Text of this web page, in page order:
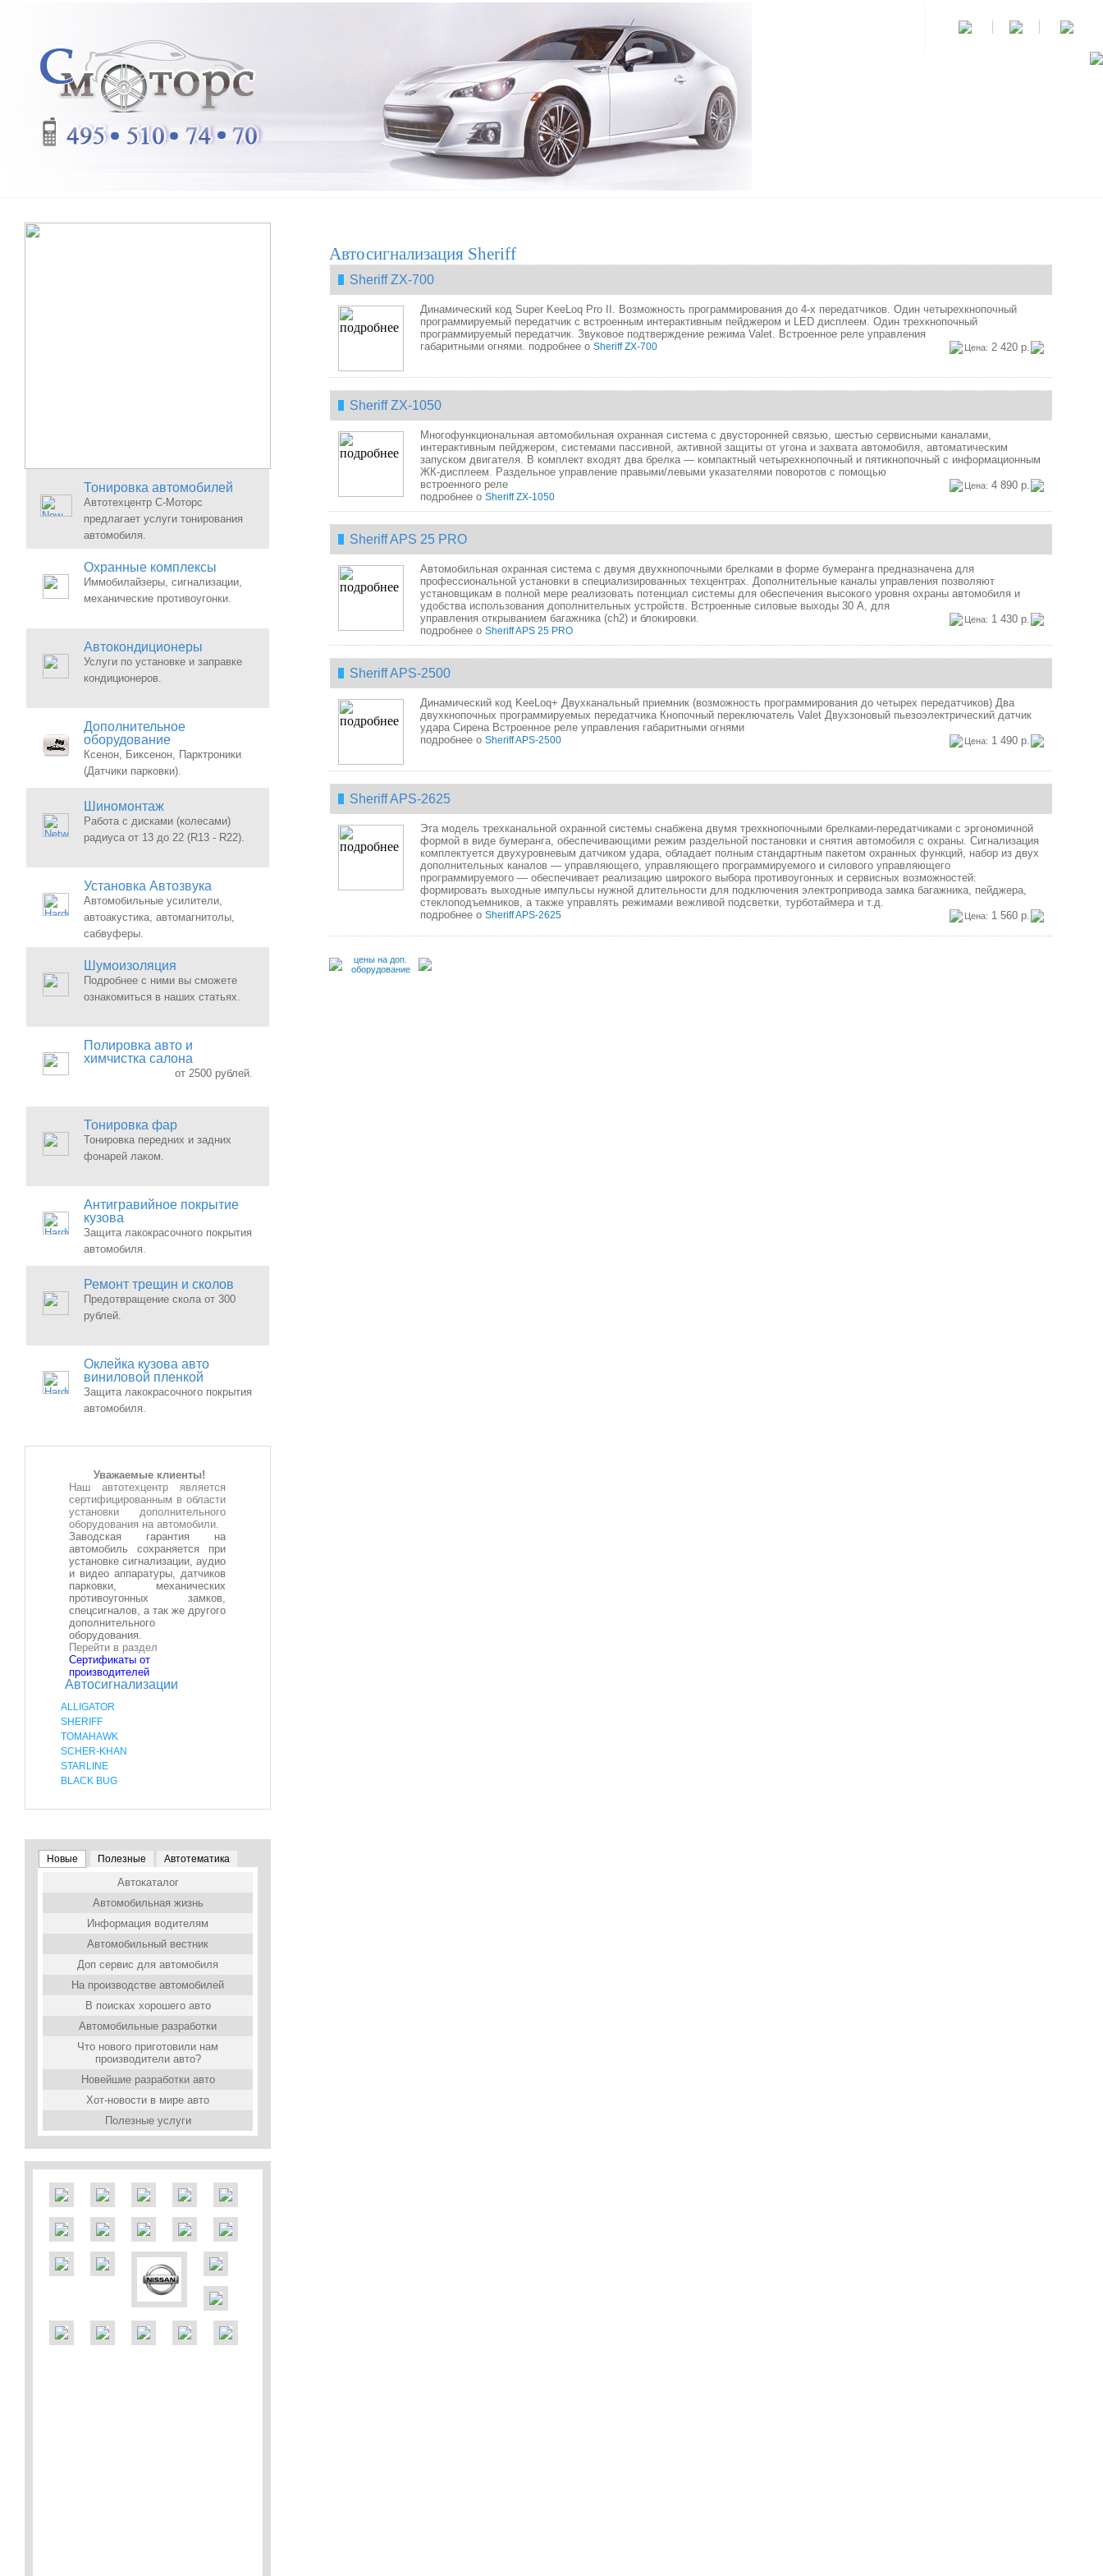
Тонировка автомобилей
Автотехцентр С-Моторс
предлагает услуги тонирования
автомобиля.
Охранные комплексы
Иммобилайзеры, сигнализации,
механические противоугонки.
Автокондиционеры
Услуги по установке и заправке
кондиционеров.
Дополнительное
оборудование
Ксенон, Биксенон, Парктроники
(Датчики парковки).
Шиномонтаж
Работа с дисками (колесами)
радиуса от 13 до 22 (R13 - R22).
Установка Автозвука
Автомобильные усилители,
автоакустика, автомагнитолы,
сабвуферы.
Шумоизоляция
Подробнее с ними вы сможете
ознакомиться в наших статьях.
Полировка авто и
химчистка салона
от 2500 рублей.
Тонировка фар
Тонировка передних и задних
фонарей лаком.
Антигравийное покрытие
кузова
Защита лакокрасочного покрытия
автомобиля.
Ремонт трещин и сколов
Предотвращение скола от 300
рублей.
Оклейка кузова авто
виниловой пленкой
Защита лакокрасочного покрытия
автомобиля.
Уважаемые клиенты!
Наш автотехцентр является
сертифицированным в области
установки дополнительного
оборудования на автомобили.
Заводская гарантия на
автомобиль сохраняется при
установке сигнализации, аудио
и видео аппаратуры, датчиков
парковки, механических
противоугонных замков,
спецсигналов, а так же другого
дополнительного
оборудования.
Перейти в раздел
Сертификаты от
производителей
Автосигнализации
ALLIGATOR
SHERIFF
TOMAHAWK
SCHER-KHAN
STARLINE
BLACK BUG
Новые Полезные Автотематика
Автокаталог
Автомобильная жизнь
Информация водителям
Автомобильный вестник
Доп сервис для автомобиля
На производстве автомобилей
В поисках хорошего авто
Автомобильные разработки
Что нового приготовили нам
производители авто?
Новейшие разработки авто
Хот-новости в мире авто
Полезные услуги
Автосигнализация Sheriff
Sheriff ZX-700
Динамический код Super KeeLoq Pro II. Возможность программирования до 4-х передатчиков. Один четырехкнопочный
программируемый передатчик с встроенным интерактивным пейджером и LED дисплеем. Один трехкнопочный
программируемый передатчик.
Цена: 2 420 р.
Звуковое подтверждение режима Valet. Встроенное реле управления
габаритными огнями. подробнее о Sheriff ZX-700
Sheriff ZX-1050
Многофункциональная автомобильная охранная система с двусторонней связью, шестью сервисными каналами,
интерактивным пейджером, системами пассивной, активной защиты от угона и захвата автомобиля, автоматическим
запуском двигателя. В комплект входят два брелка — компактный четырехкнопочный и пятикнопочный с информационным
ЖК-дисплеем.
Цена: 4 890 р.
Раздельное управление правыми/левыми указателями поворотов с помощью
встроенного реле
подробнее о Sheriff ZX-1050
Sheriff APS 25 PRO
Автомобильная охранная система с двумя двухкнопочными брелками в форме бумеранга предназначена для
профессиональной установки в специализированных техцентрах. Дополнительные каналы управления позволяют
установщикам в полной мере реализовать потенциал системы для обеспечения высокого уровня охраны автомобиля и
удобства использования дополнительных устройств.
Цена: 1 430 р.
Встроенные силовые выходы 30 А, для
управления открыванием багажника (ch2) и блокировки.
подробнее о Sheriff APS 25 PRO
Sheriff APS-2500
Динамический код KeeLoq+ Двухканальный приемник (возможность программирования до четырех передатчиков) Два
двухкнопочных программируемых передатчика Кнопочный переключатель Valet Двухзоновый пьезоэлектрический датчик
удара
Цена: 1 490 р.
Cирена Встроенное реле управления габаритными огнями
подробнее о Sheriff APS-2500
Sheriff APS-2625
Эта модель трехканальной охранной системы снабжена двумя трехкнопочными брелками-передатчиками с эргономичной
формой в виде бумеранга, обеспечивающими режим раздельной постановки и снятия автомобиля с охраны. Сигнализация
комплектуется двухуровневым датчиком удара, обладает полным стандартным пакетом охранных функций, набор из двух
дополнительных каналов — управляющего, управляющего программируемого и силового управляющего
программируемого — обеспечивает реализацию широкого выбора противоугонных и сервисных возможностей:
формировать выходные импульсы нужной длительности для подключения электропривода замка багажника, пейджера,
Цена: 1 560 р.
стеклоподъемников, а также управлять режимами вежливой подсветки, турботаймера и т.д.
подробнее о Sheriff APS-2625
цены на доп.
оборудование